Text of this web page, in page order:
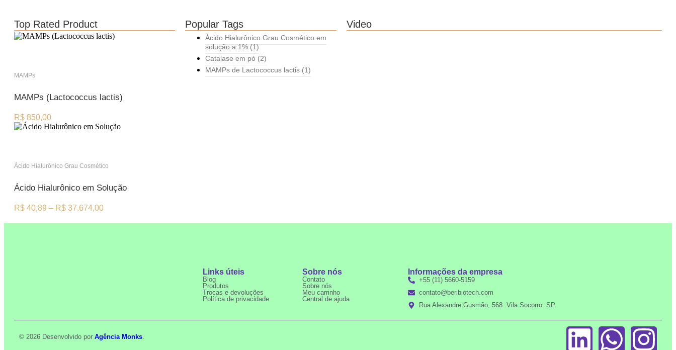
Top Rated Product
MAMPs
MAMPs (Lactococcus lactis)
R$ 850,00
Ácido Hialurônico Grau Cosmético
Ácido Hialurônico em Solução
R$ 40,89 – R$ 37.674,00
Popular Tags
Ácido Hialurônico Grau Cosmético em
solução a 1% (1)
Catalase em pó (2)
MAMPs de Lactococcus lactis (1)
Video
Links úteis
Blog
Produtos
Trocas e devoluções
Política de privacidade
Sobre nós
Contato
Sobre nós
Meu carrinho
Central de ajuda
Informações da empresa
+55 (11) 5660-5159
contato@beribiotech.com
Rua Alexandre Gusmão, 568. Vila Socorro. SP.
© 2026 Desenvolvido por Agência Monks.